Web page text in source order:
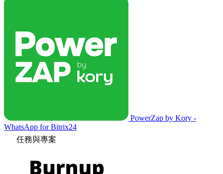
PowerZap by Kory -
WhatsApp for Bitrix24
任務與專案